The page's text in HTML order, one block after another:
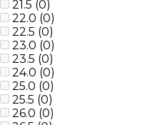
21.5 (0)
22.0 (0)
22.5 (0)
23.0 (0)
23.5 (0)
24.0 (0)
25.0 (0)
25.5 (0)
26.0 (0)